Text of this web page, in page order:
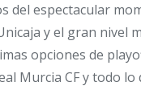
del espectacular
y el gran nivel
opciones de
Murcia CF y todo